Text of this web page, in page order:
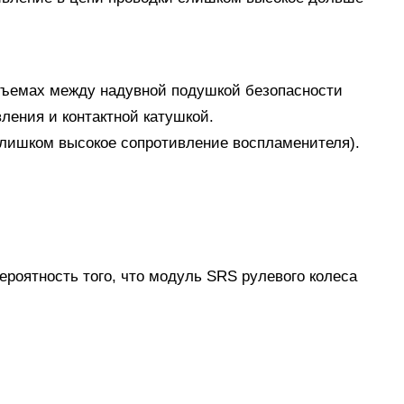
между надувной подушкой безопасности
и контактной катушкой.
высокое сопротивление воспламенителя).
того, что модуль SRS рулевого колеса